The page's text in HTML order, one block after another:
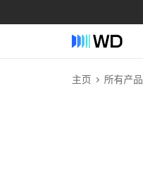
主页 所有产品